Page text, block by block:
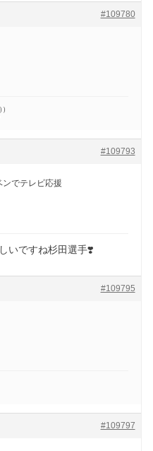
#109780
#109793
ンでテレビ応援
いですね杉田選手❣️
#109795
#109797